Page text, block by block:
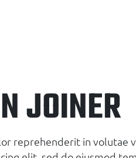
JOINER
reprehenderit in volutae